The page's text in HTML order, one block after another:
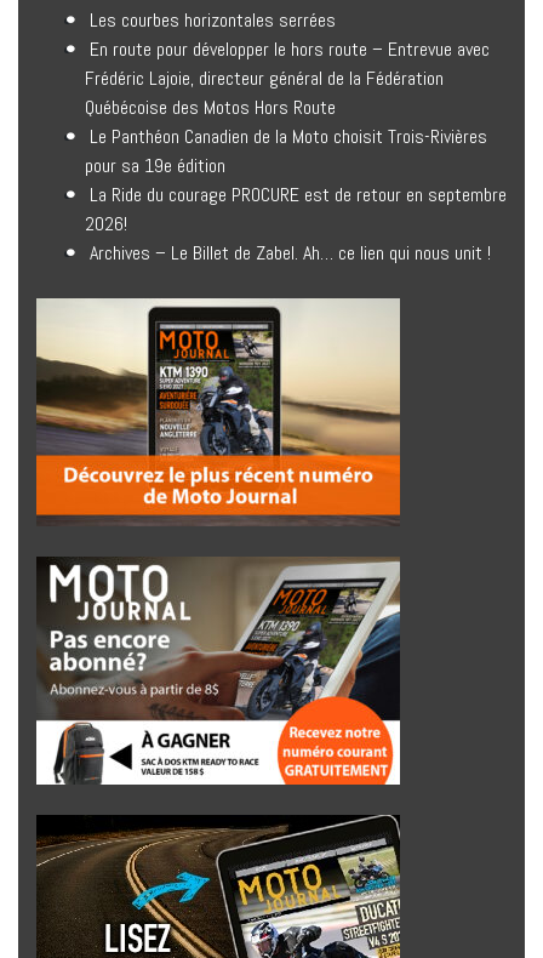
Les courbes horizontales serrées
En route pour développer le hors route – Entrevue avec
Frédéric Lajoie, directeur général de la Fédération
Québécoise des Motos Hors Route
Le Panthéon Canadien de la Moto choisit Trois-Rivières
pour sa 19e édition
La Ride du courage PROCURE est de retour en septembre
2026!
Archives – Le Billet de Zabel. Ah… ce lien qui nous unit !